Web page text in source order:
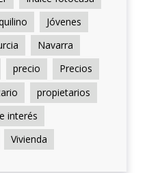
Jóvenes
Navarra
precio
Precios
propietarios
interés
Vivienda